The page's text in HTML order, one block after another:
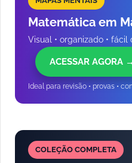
Matemática em
Visual • organizado • fácil
ACESSAR AGORA →
Ideal para revisão • provas •
COLEÇÃO COMPLETA